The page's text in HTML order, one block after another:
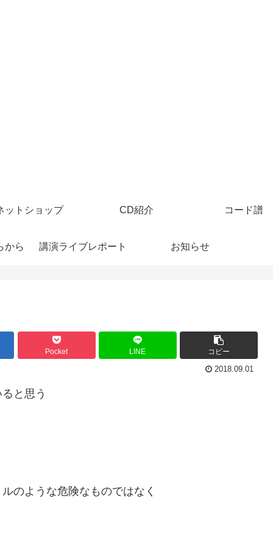
ットショップ CD紹介 コード譜
から 講演ライブレポート お知らせ
Pocket LINE コピー
2018.09.01
と思う
のような危険なものではなく